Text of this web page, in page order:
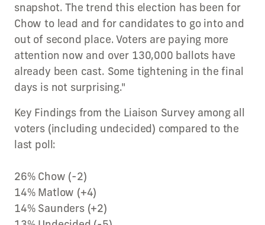
snapshot. The trend this election has been for
Chow to lead and for candidates to go into and
out of second place. Voters are paying more
attention now and over 130,000 ballots have
already been cast. Some tightening in the final
days is not surprising."
Key Findings from the Liaison Survey among all
voters (including undecided) compared to the
last poll:
26% Chow (-2)
14% Matlow (+4)
14% Saunders (+2)